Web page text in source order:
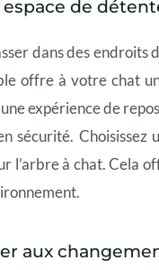
de
dans des endroits
offre à votre chat
expérience de
sécurité.
l’arbre à chat. Cela
aux